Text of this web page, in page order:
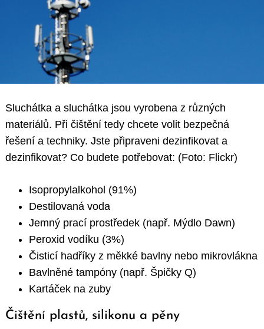
Sluchátka a sluchátka jsou vyrobena z různých
materiálů. Při čištění tedy chcete volit bezpečná
řešení a techniky. Jste připraveni dezinfikovat a
dezinfikovat? Co budete potřebovat: (Foto: Flickr)
Isopropylalkohol (91%)
Destilovaná voda
Jemný prací prostředek (např. Mýdlo Dawn)
Peroxid vodíku (3%)
Čisticí hadříky z měkké bavlny nebo mikrovlákna
Bavlněné tampóny (např. Špičky Q)
Kartáček na zuby
Čištění plastů, silikonu a pěny